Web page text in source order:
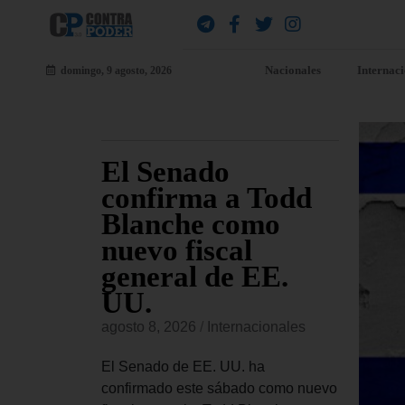
domingo, 9 agosto, 2026 Nacionales
El Senado
confirma a Todd
Blanche como
nuevo fiscal
general de EE.
UU.
agosto 8, 2026 Internacionales
El Senado de EE. UU. ha
confirmado este sábado como nuevo